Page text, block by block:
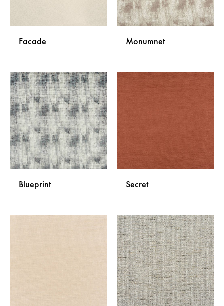
Facade
DODAJ
NA
LISTU
ŽELJA
Monumnet
Blueprint
DODAJ
Secret
NA
LISTU
ŽELJA